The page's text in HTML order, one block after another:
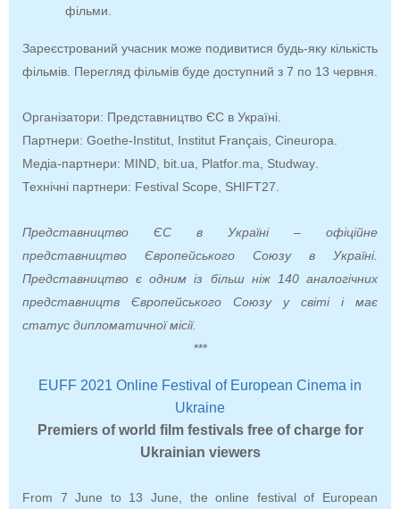
фільми.
Зареєстрований учасник може подивитися будь-яку кількість
фільмів. Перегляд фільмів буде доступний з 7 по 13 червня.
Організатори: Представництво ЄС в Україні.
Партнери: Goethe-Institut, Institut Français, Cineuropa.
Медіа-партнери: MIND, bit.uа, Platfor ma Studway
Технічні партнери: Festival Scope, SHIFT27.
Представництво ЄС в Україні – офіційне
представництво Європейського Союзу в Україні.
Представництво є одним із більш ніж 140 аналогічних
представництв Європейського Союзу у світі і має
статус дипломатичної місії.
***
EUFF 2021 Online Festival of European Cinema in
Ukraine
Premiers of world film festivals free of charge for
Ukrainian viewers
From 7 June to 13 June, the online festival of European